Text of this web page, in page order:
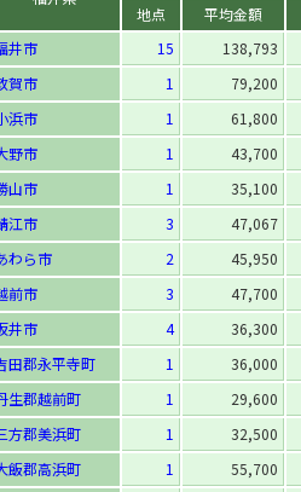
地点
平均金額
井市
15
138,793
賀市
1
79,200
浜市
1
61,800
野市
1
43,700
山市
1
35,100
江市
3
47,067
わら市
2
45,950
前市
3
47,700
井市
4
36,300
田郡永平寺町
1
36,000
生郡越前町
1
29,600
方郡美浜町
1
32,500
飯郡高浜町
1
55,700